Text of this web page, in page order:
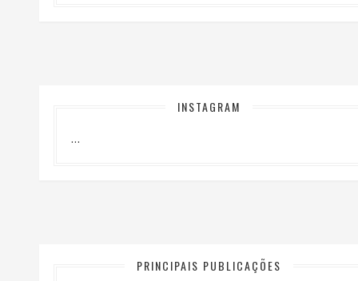
INSTAGRAM
…
PRINCIPAIS PUBLICAÇÕES